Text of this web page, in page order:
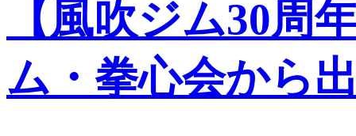
【風吹ジム30周
ム・拳心会から